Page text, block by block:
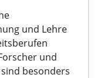
und Lehre
und
besonders